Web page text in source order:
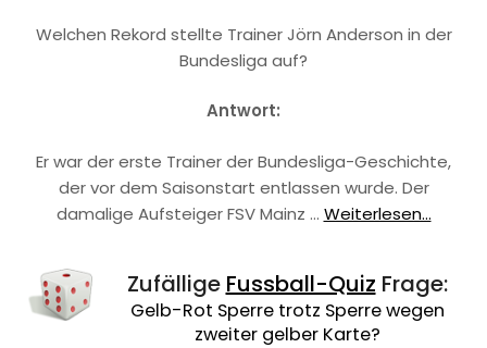
Welchen Rekord stellte Trainer Jörn Anderson in der
Bundesliga auf?
Antwort:
Er war der erste Trainer der Bundesliga-Geschichte,
der vor dem Saisonstart entlassen wurde. Der
damalige Aufsteiger FSV Mainz … Weiterlesen...
Zufällige Fussball-Quiz Frage:
Gelb-Rot Sperre trotz Sperre wegen
zweiter gelber Karte?